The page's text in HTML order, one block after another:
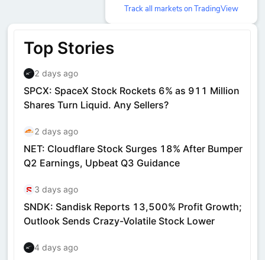
Track all markets on TradingView